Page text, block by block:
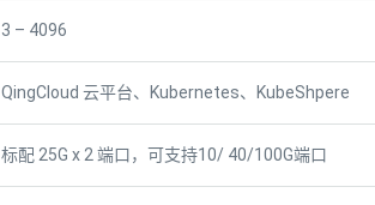
3 – 4096
QingCloud 云平台、Kubernetes、KubeShpere
标配 25G x 2 端口，可支持10/ 40/100G端口